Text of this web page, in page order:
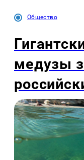
Общество
медузы